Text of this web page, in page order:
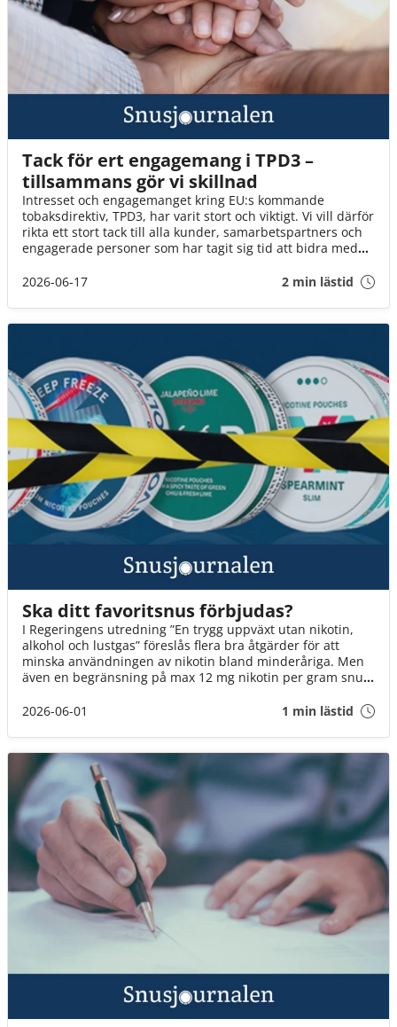
Tack för ert engagemang i TPD3 –
tillsammans gör vi skillnad
Intresset och engagemanget kring EU:s kommande
tobaksdirektiv, TPD3, har varit stort och viktigt. Vi vill därför
rikta ett stort tack till alla kunder, samarbetspartners och
engagerade personer som har tagit sig tid att bidra med
2026-06-17
2 min lästid
Ska ditt favoritsnus förbjudas?
I Regeringens utredning ”En trygg uppväxt utan nikotin,
alkohol och lustgas” föreslås flera bra åtgärder för att
minska användningen av nikotin bland minderåriga. Men
även en begränsning på max 12 mg nikotin per gram snus
mycket hårt slag mot Sveriges snusare. Om inte
kommer 3 av 4 av oss att drabbas.
2026-06-01 1 min lästid